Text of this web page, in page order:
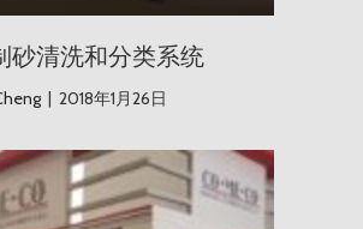
砂清洗和分类系统
| 2018年1月26日
秘鲁